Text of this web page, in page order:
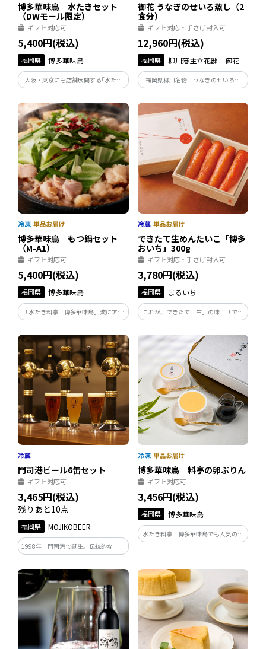
博多華味鳥 水たきセット
（DWモール限定）
ギフト対応可
5,400円(税込)
福岡県 博多華味鳥
大阪・東京にも店舗展開する｢水たき
料亭 博多華味鳥｣の吟味されたスー
プと素材をご家庭でお楽しみいただけ
ます。
御花 うなぎのせいろ蒸し（2
食分）
ギフト対応・手さげ封入可
12,960円(税込)
福岡県 柳川藩主立花邸 御花
福岡県柳川名物「うなぎのせいろ蒸
し」は鰻の蒲焼とタレの染み込んだご
飯をふっくらと蒸し上げるのが特徴で
す。料亭の上品な味わいのせいろ蒸し
をご家庭でも電子レンジで温めるだけ
で楽しめます。
博多華味鳥 もつ鍋セット
（M-A1）
ギフト対応可
5,400円(税込)
福岡県 博多華味鳥
「水たき料亭 博多華味鳥」流にアレ
ンジを加え、九州産「華味鳥」のハラ
ミと牛小腸を組み合わせたオリジナル
のもつ鍋セットを作りました。
できたて生めんたいこ「博多
おいち」300g
ギフト対応・手さげ封入可
3,780円(税込)
福岡県 まるいち
これが、できたて「生」の味！「でき
たて」の鮮度と、はじける美味しさは
完全受注生産ならでは。 どなたにも喜
ばれる贅沢な明太子です。
門司港ビール6缶セット
ギフト対応可
3,465円(税込)
残りあと10点
福岡県 MOJIKOBEER
1998年 門司港で誕生。伝統的なヨー
ロピアンスタイルを基本とした飲みご
たえのあるビール。 フラグシップビア
「ヴァイツェン」は全国地ビール品質
審査会において2回連続最優秀賞を受
賞
博多華味鳥 料亭の卵ぷりん
ギフト対応可
3,456円(税込)
福岡県 博多華味鳥
水たき料亭 博多華味鳥でも人気の卵
ぷりんは、「華味卵」を使用しており
ぷりん、黒みつをかけてお召しあがり
ください。